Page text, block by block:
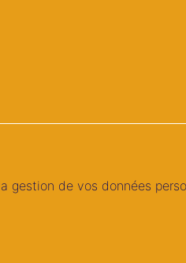
gestion de vos données